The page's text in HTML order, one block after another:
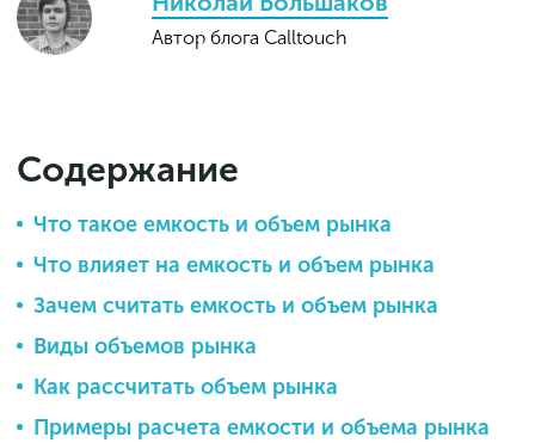
Автор блога Calltouch
Содержание
Что такое емкость и объем рынка
Что влияет на емкость и объем рынка
Зачем считать емкость и объем рынка
Виды объемов рынка
Как рассчитать объем рынка
Примеры расчета емкости и объема рынка